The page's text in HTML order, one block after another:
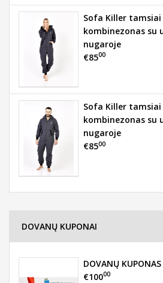
Sofa Killer
kombinezonas su
nugaroje
€8500
Sofa Killer
kombinezonas su
nugaroje
€8500
DOVANŲ KUPONAI
DOVANŲ
€10000